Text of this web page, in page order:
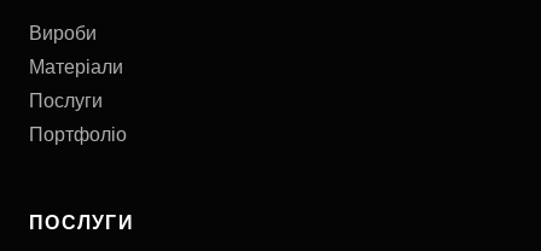
Вироби
Матеріали
Послуги
Портфоліо
ПОСЛУГИ